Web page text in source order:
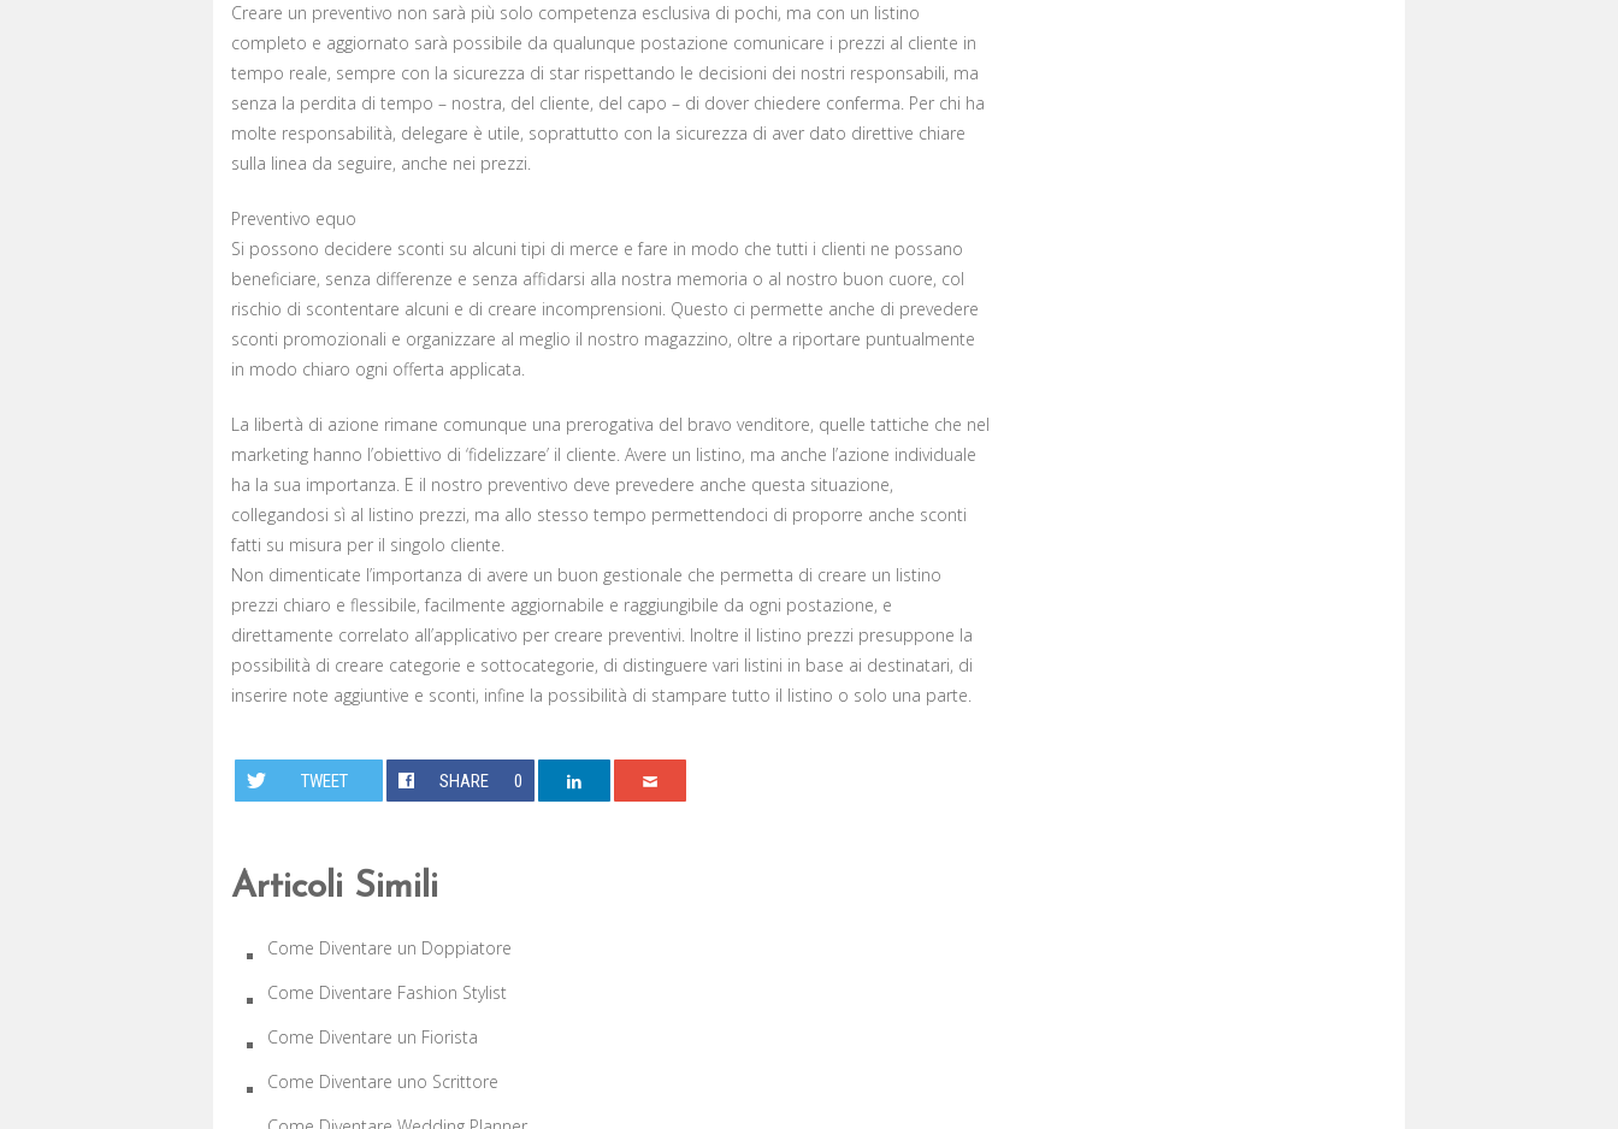
Creare un preventivo non sarà più solo competenza esclusiva di pochi, ma con un listino
completo e aggiornato sarà possibile da qualunque postazione comunicare i prezzi al cliente in
tempo reale, sempre con la sicurezza di star rispettando le decisioni dei nostri responsabili, ma
senza la perdita di tempo – nostra, del cliente, del capo – di dover chiedere conferma. Per chi ha
molte responsabilità, delegare è utile, soprattutto con la sicurezza di aver dato direttive chiare
sulla linea da seguire, anche nei prezzi.
Preventivo equo
Si possono decidere sconti su alcuni tipi di merce e fare in modo che tutti i clienti ne possano
beneficiare, senza differenze e senza affidarsi alla nostra memoria o al nostro buon cuore, col
rischio di scontentare alcuni e di creare incomprensioni. Questo ci permette anche di prevedere
sconti promozionali e organizzare al meglio il nostro magazzino, oltre a riportare puntualmente
in modo chiaro ogni offerta applicata.
La libertà di azione rimane comunque una prerogativa del bravo venditore, quelle tattiche che nel
marketing hanno l’obiettivo di ‘fidelizzare’ il cliente. Avere un listino, ma anche l’azione individuale
ha la sua importanza. E il nostro preventivo deve prevedere anche questa situazione,
collegandosi sì al listino prezzi, ma allo stesso tempo permettendoci di proporre anche sconti
fatti su misura per il singolo cliente.
Non dimenticate l’importanza di avere un buon gestionale che permetta di creare un listino
prezzi chiaro e flessibile, facilmente aggiornabile e raggiungibile da ogni postazione, e
direttamente correlato all’applicativo per creare preventivi. Inoltre il listino prezzi presuppone la
possibilità di creare categorie e sottocategorie, di distinguere vari listini in base ai destinatari, di
inserire note aggiuntive e sconti, infine la possibilità di stampare tutto il listino o solo una parte.
TWEET SHARE 0
Articoli Simili
Come Diventare un Doppiatore
Come Diventare Fashion Stylist
Come Diventare un Fiorista
Come Diventare uno Scrittore